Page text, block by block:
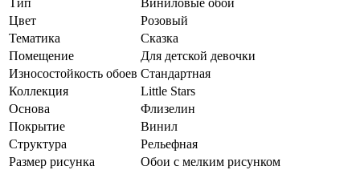
Тип
Виниловые обои
Цвет
Розовый
Тематика
Сказка
Помещение
Для детской девочки
Износостойкость обоев Стандартная
Коллекция
Little Stars
Основа
Флизелин
Покрытие
Винил
Структура
Рельефная
Размер рисунка
Обои с мелким рисунком